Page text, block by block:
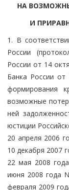
НА
И
1. В
России
России от 14
Банка России
формирования
возможные
ней
юстиции
20 апреля 2006
10 декабря 2007
22 мая 2008
июня 2008 года
февраля 2009